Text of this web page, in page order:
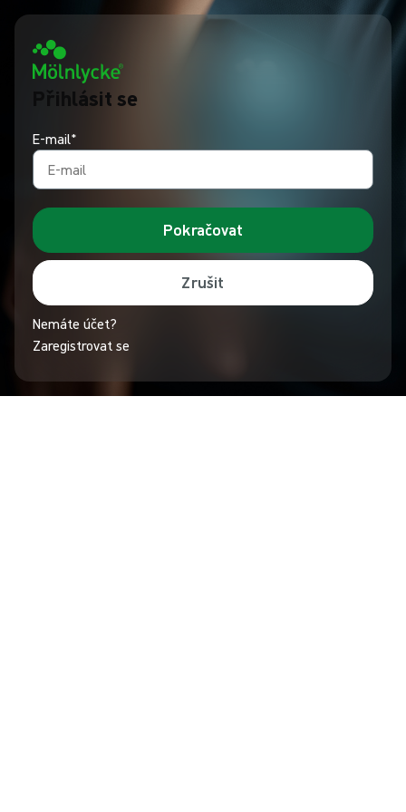
Přihlásit se
E-mail*
Pokračovat
Zrušit
Nemáte účet?
Zaregistrovat se